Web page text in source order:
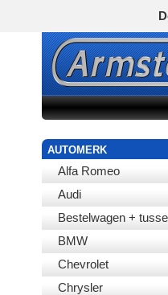
AUTOMERK
Alfa Romeo
Audi
Bestelwagen +
BMW
Chevrolet
Chrysler